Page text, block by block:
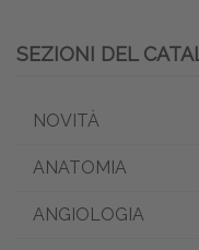
SEZIONI DEL
NOVITÀ
ANATOMIA
ANGIOLOGIA